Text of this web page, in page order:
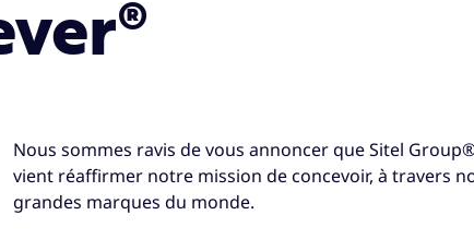
Nous sommes ravis de vous annoncer que Sitel
vient réaffirmer notre mission de concevoir, à travers
grandes marques du monde.